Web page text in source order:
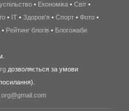
беспроводной
интернет
киев
wimax
в
• Економіка • Світ •
• IT • Здоров'я • Спорт • Фото •
• Рейтинг блогів • Блогожаби
дозволяється за умови